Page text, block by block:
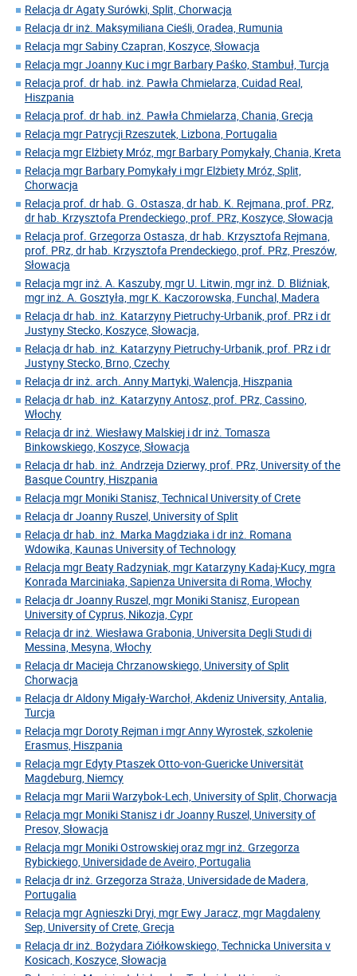
Relacja dr Agaty Surówki, Split, Chorwacja
Relacja dr inż. Maksymiliana Cieśli, Oradea, Rumunia
Relacja mgr Sabiny Czapran, Koszyce, Słowacja
Relacja mgr Joanny Kuc i mgr Barbary Paśko, Stambuł, Turcja
Relacja prof. dr hab. inż. Pawła Chmielarza, Cuidad Real,
Hiszpania
Relacja prof. dr hab. inż. Pawła Chmielarza, Chania, Grecja
Relacja mgr Patrycji Rzeszutek, Lizbona, Portugalia
Relacja mgr Elżbiety Mróz, mgr Barbary Pomykały, Chania, Kreta
Relacja mgr Barbary Pomykały i mgr Elżbiety Mróz, Split,
Chorwacja
Relacja prof. dr hab. G. Ostasza, dr hab. K. Rejmana, prof. PRz,
dr hab. Krzysztofa Prendeckiego, prof. PRz, Koszyce, Słowacja
Relacja prof. Grzegorza Ostasza, dr hab. Krzysztofa Rejmana,
prof. PRz, dr hab. Krzysztofa Prendeckiego, prof. PRz, Preszów,
Słowacja
Relacja mgr inż. A. Kaszuby, mgr U. Litwin, mgr inż. D. Bliźniak,
mgr inż. A. Gosztyła, mgr K. Kaczorowska, Funchal, Madera
Relacja dr hab. inż. Katarzyny Pietruchy-Urbanik, prof. PRz i dr
Justyny Stecko, Koszyce, Słowacja,
Relacja dr hab. inż. Katarzyny Pietruchy-Urbanik, prof. PRz i dr
Justyny Stecko, Brno, Czechy
Relacja dr inż. arch. Anny Martyki, Walencja, Hiszpania
Relacja dr hab. inż. Katarzyny Antosz, prof. PRz, Cassino,
Włochy
Relacja dr inż. Wiesławy Malskiej i dr inż. Tomasza
Binkowskiego, Koszyce, Słowacja
Relacja dr hab. inż. Andrzeja Dzierwy, prof. PRz, University of the
Basque Country, Hiszpania
Relacja mgr Moniki Stanisz, Technical University of Crete
Relacja dr Joanny Ruszel, University of Split
Relacja dr hab. inż. Marka Magdziaka i dr inż. Romana
Wdowika, Kaunas University of Technology
Relacja mgr Beaty Radzyniak, mgr Katarzyny Kadaj-Kucy, mgra
Konrada Marciniaka, Sapienza Universita di Roma, Włochy
Relacja dr Joanny Ruszel, mgr Moniki Stanisz, European
University of Cyprus, Nikozja, Cypr
Relacja dr inż. Wiesława Grabonia, Universita Degli Studi di
Messina, Mesyna, Włochy
Relacja dr Macieja Chrzanowskiego, University of Split
Chorwacja
Relacja dr Aldony Migały-Warchoł, Akdeniz University, Antalia,
Turcja
Relacja mgr Doroty Rejman i mgr Anny Wyrostek, szkolenie
Erasmus, Hiszpania
Relacja mgr Edyty Ptaszek Otto-von-Guericke Universität
Magdeburg, Niemcy
Relacja mgr Marii Warzybok-Lech, University of Split, Chorwacja
Relacja mgr Moniki Stanisz i dr Joanny Ruszel, University of
Presov, Słowacja
Relacja mgr Moniki Ostrowskiej oraz mgr inż. Grzegorza
Rybickiego, Universidade de Aveiro, Portugalia
Relacja dr inż. Grzegorza Straża, Universidade de Madera,
Portugalia
Relacja mgr Agnieszki Dryi, mgr Ewy Jaracz, mgr Magdaleny
Sep, University of Crete, Grecja
Relacja dr inż. Bożydara Ziółkowskiego, Technicka Universita v
Kosicach, Koszyce, Słowacja